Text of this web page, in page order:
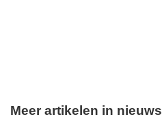
Meer artikelen in nieuws